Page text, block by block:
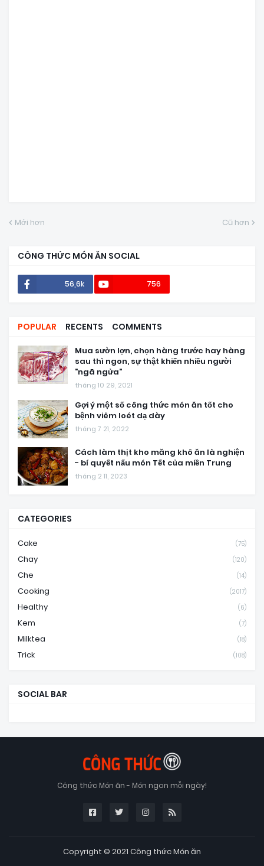
Mới hơn Cũ hơn
CÔNG THỨC MÓN ĂN SOCIAL
56,6k 756
POPULAR RECENTS COMMENTS
Mua sườn lợn, chọn hàng trước hay hàng
sau thì ngon, sự thật khiến nhiều người
"ngã ngửa"
tháng 10 29, 2021
Gợi ý một số công thức món ăn tốt cho
bệnh viêm loét dạ dày
tháng 7 21, 2022
Cách làm thịt kho măng khô ăn là nghiện
- bí quyết nấu món Tết của miền Trung
tháng 2 11, 2023
CATEGORIES
Cake (75)
Chay (120)
Che (14)
Cooking (2017)
Healthy (6)
Kem (7)
Milktea (18)
Trick (108)
SOCIAL BAR
Công thức Món ăn - Món ngon mỗi ngày!
Copyright © 2021 Công thức Món ăn